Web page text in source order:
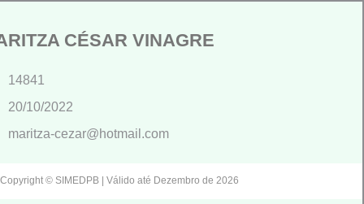
CÉSAR VINAGRE
14841
20/10/2022
maritza-cezar@hotmail.com
Copyright © SIMEDPB | Válido até Dezembro de 2026